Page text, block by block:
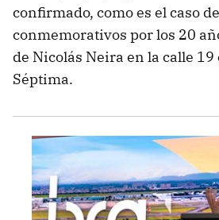
confirmado, como es el caso
conmemorativos por los 20
de Nicolás Neira en la calle
Séptima.